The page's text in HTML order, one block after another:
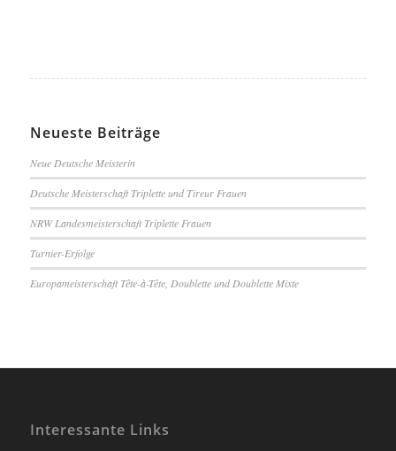
Neueste Beiträge
Neue Deutsche Meisterin
Deutsche Meisterschaft Triplette und Tireur Frauen
NRW Landesmeisterschaft Triplette Frauen
Turnier-Erfolge
Europameisterschaft Tête-à-Tête, Doublette und Doublette Mixte
Interessante Links